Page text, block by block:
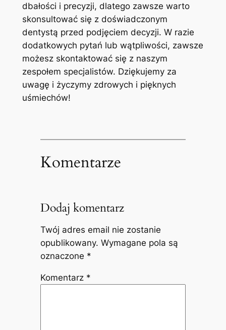
dbałości i precyzji, dlatego zawsze warto
skonsultować się z​ doświadczonym
dentystą przed podjęciem decyzji. W razie
dodatkowych pytań lub wątpliwości, zawsze
możesz skontaktować się z naszym
zespołem specjalistów. Dziękujemy za
uwagę i ‌życzymy zdrowych ⁢i pięknych⁤
uśmiechów!
Komentarze
Dodaj komentarz
Twój adres email nie zostanie
opublikowany. Wymagane pola są
oznaczone *
Komentarz *